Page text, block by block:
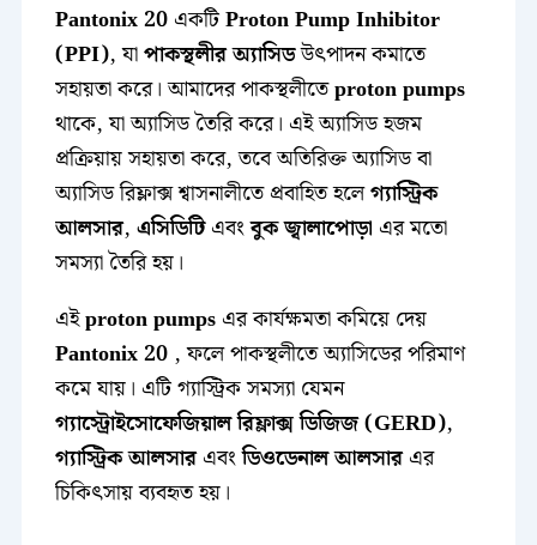
Pantonix 20একটিProton Pump Inhibitor
(PPI), যাপাকস্থলীর অ্যাসিডউৎপাদন কমাতে
সহায়তা করে। আমাদের পাকস্থলীতেproton pumps
থাকে, যা অ্যাসিড তৈরি করে। এই অ্যাসিড হজম
প্রক্রিয়ায় সহায়তা করে, তবে অতিরিক্ত অ্যাসিড বা
অ্যাসিড রিফ্লাক্স শ্বাসনালীতে প্রবাহিত হলেগ্যাস্ট্রিক
আলসার, এসিডিটিএবংবুক জ্বালাপোড়া এর মতো
সমস্যা তৈরি হয়।
এইproton pumpsএর কার্যক্ষমতা কমিয়ে দেয়
Pantonix 20, ফলে পাকস্থলীতে অ্যাসিডের পরিমাণ
কমে যায়। এটি গ্যাস্ট্রিক সমস্যা যেমন
গ্যাস্ট্রোইসোফেজিয়াল রিফ্লাক্স ডিজিজ (GERD),
গ্যাস্ট্রিক আলসারএবংডিওডেনাল আলসারএর
চিকিৎসায় ব্যবহৃত হয়।